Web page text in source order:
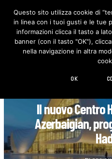
Il nuovo Centro
Azerbaigian,
Questo sito utilizza cookie di
in linea con i tuoi gusti e le tue
informazioni clicca il tasto a
banner (con il tasto "OK"),
nella navigazione in altra
OK